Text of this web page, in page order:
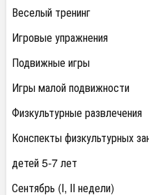
Веселый тренинг
Игровые упражнения
Подвижные игры
Игры малой подвижности
Физкультурные развлечения
Конспекты физкультурных
детей 5-7 лет
Сентябрь (I, II недели)